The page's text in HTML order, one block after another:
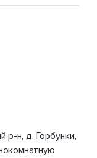
р-н, д. Горбунки,